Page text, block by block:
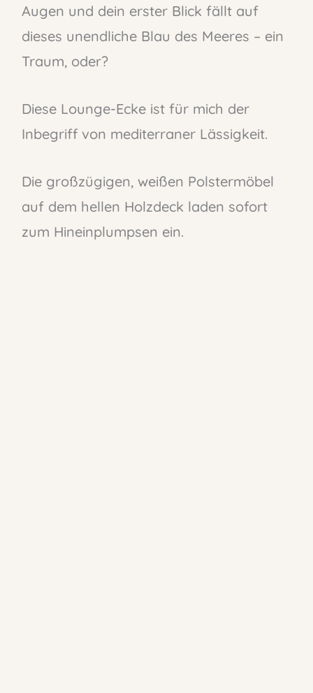
Augen und dein erster Blick fällt auf
dieses unendliche Blau des Meeres – ein
Traum, oder?
Diese Lounge-Ecke ist für mich der
Inbegriff von mediterraner Lässigkeit.
Die großzügigen, weißen Polstermöbel
auf dem hellen Holzdeck laden sofort
zum Hineinplumpsen ein.